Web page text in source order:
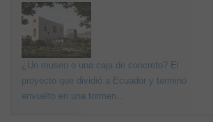
¿Un museo o una caja de concreto? El
proyecto que dividió a Ecuador y terminó
envuelto en una tormen...